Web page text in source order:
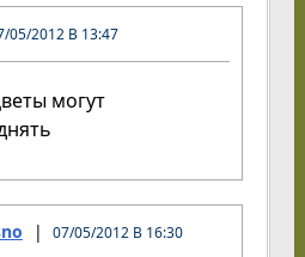
05/2012 В 13:47
могут
07/05/2012 В 16:30